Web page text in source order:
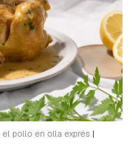
primero has de
el pollo en olla exprés |